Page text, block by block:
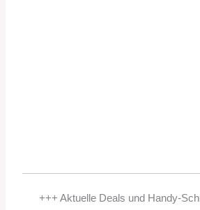
+++ Aktuelle Deals und Handy-